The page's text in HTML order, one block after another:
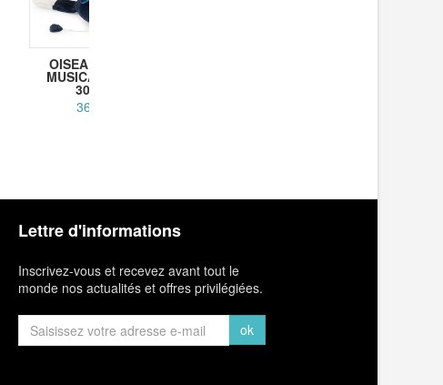
OISEAU CALAO
MUSICAL LITCHI
30CM...
36,90 €
Lettre d'informations
Inscrivez-vous et recevez avant tout le
monde nos actualités et offres privilégiées.
ok